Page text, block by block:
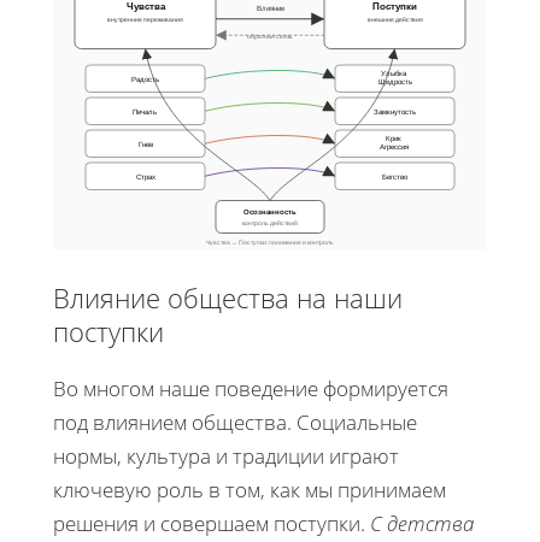
Чувства
внутренние переживания
Поступки
внешние действия
Влияние
обратная связь
Радость
Печаль
Гнев
Страх
Улыбка
Щедрость
Замкнутость
Крик
Агрессия
Бегство
Осознанность
контроль действий
Чувства ↔ Поступки: понимание и контроль
Влияние общества на наши
поступки
Во многом наше поведение формируется
под влиянием общества. Социальные
нормы, культура и традиции играют
ключевую роль в том, как мы принимаем
решения и совершаем поступки. С детства